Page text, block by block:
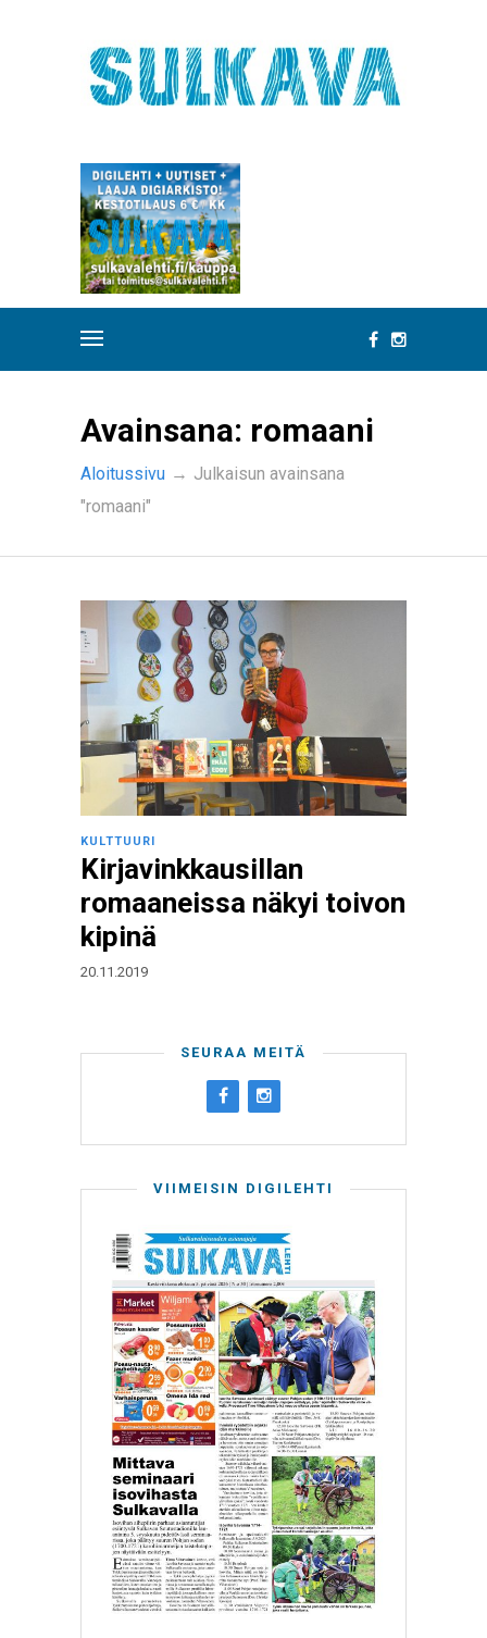
Avainsana: romaani
Aloitussivu → Julkaisun avainsana
"romaani"
KULTTUURI
Kirjavinkkausillan
romaaneissa näkyi toivon
kipinä
20.11.2019
SEURAA MEITÄ
VIIMEISIN DIGILEHTI